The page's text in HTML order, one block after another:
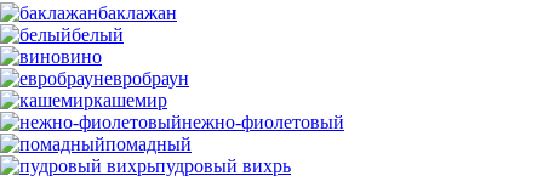
баклажан
белый
вино
евробраун
кашемир
нежно-фиолетовый
помадный
пудровый вихрь